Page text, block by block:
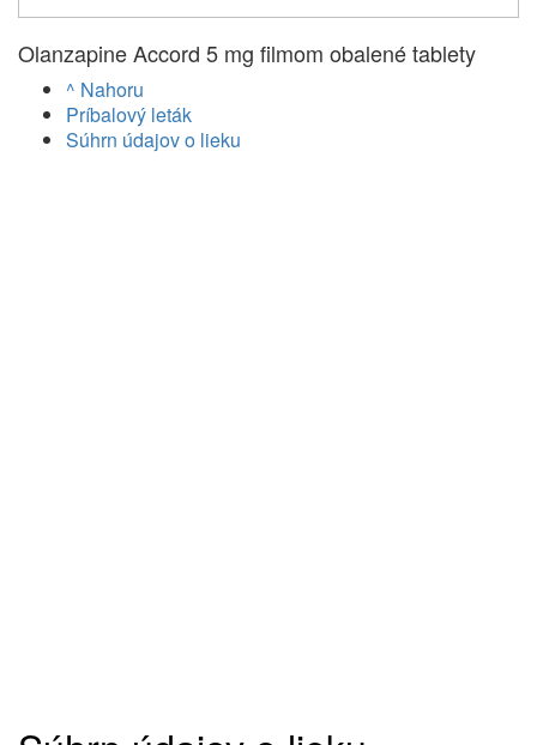
Olanzapine Accord 5 mg filmom obalené tablety
^ Nahoru
Príbalový leták
Súhrn údajov o lieku